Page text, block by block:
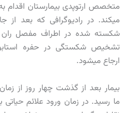
متخصص ارتوپدی بیمارستان اقدام
میکند. در رادیوگرافی که بعد از
شکسته شده در اطراف مفصل ران
تشخیص شکستگی در حفره
ارجاع میشود.
بیمار بعد از گذشت چهار روز از
ما رسید. در زمان ورود علائم حیاتی